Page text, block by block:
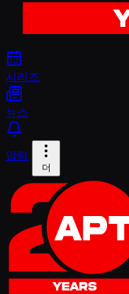
시리즈
뉴스
알림
더